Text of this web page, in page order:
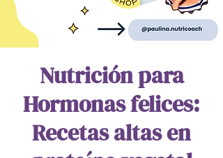
Nutrición para
Hormonas felices:
Recetas altas en